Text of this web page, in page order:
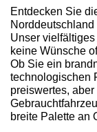
Entdecken Sie
Unser
keine Wünsche
Ob Sie ein
technologischen
preiswertes,
breite Palette an